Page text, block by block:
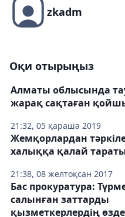
zkadm
Оқи отырыңыз
21:32, 05 қараша 2019
Алматы облысында
жарақ сақтаған
21:38, 08 желтоқсан 2017
Жемқорлардан
xалыққа қалай
Бас прокуратура:
салынған заттарды
қызметкерлердің